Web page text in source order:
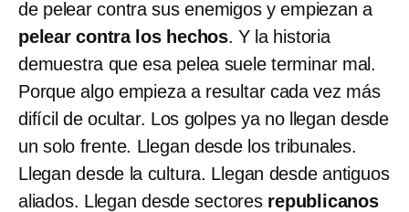
de pelear contra sus enemigos y empiezan a
pelear contra los hechos. Y la historia
demuestra que esa pelea suele terminar mal.
Porque algo empieza a resultar cada vez más
difícil de ocultar. Los golpes ya no llegan desde
un solo frente. Llegan desde los tribunales.
Llegan desde la cultura. Llegan desde antiguos
aliados. Llegan desde sectores republicanos